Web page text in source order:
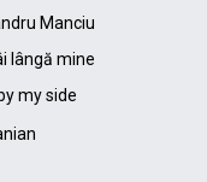
Manciu
lângă mine
my side